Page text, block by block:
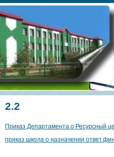
2.2
Приказ Департамента о Ресурсный
приказ школа о назначении